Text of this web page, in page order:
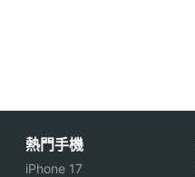
控螢幕、1,366 x
業系統
2.2GHz（up to
11.6 inch
熱門手機
iPhone 17